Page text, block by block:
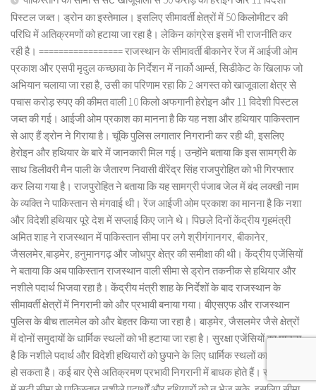
पिस्टल जब्त। ड्रोन का इस्तेमाल। इसलिए सीमावर्ती क्षेत्रों में 50 किलोमीटर की
परिधि में अतिक्रमणों को हटाया जा रहा है। लेकिन कांग्रेस इसमें भी राजनीति कर
रही है। ================= राजस्थान के सीमावर्ती बीकानेर रेंज में आईजी ओम
प्रकाश और एसपी मृदुल कच्छावा के निर्देशन में नार्को आर्म्स, सिडीकेट के खिलाफ जो
अभियान चलाया जा रहा है, उसी का परिणाम रहा कि 2 अगस्त को खाजूवाला क्षेत्र से
पचास करोड़ रुपए की कीमत वाली 10 किलो अफगानी हेरोइन और 11 विदेशी पिस्टल
जब्त की गई। आईजी ओम प्रकाश का मानना है कि यह नशा और हथियार पाकिस्तान
से आए हैं ड्रोन ने गिराया है। चूंकि पुलिस लगातार निगरानी कर रही थी, इसलिए
हेरोइन और हथियार के बारे में जानकारी मिल गई। उन्होंने बताया कि इस सामग्री के
साथ डिलीवरी मैन पाली के जैतारण निवासी वीरेंद्र सिंह राजपुरोहित को भी गिरफ्तार
कर लिया गया है। राजपुरोहित ने बताया कि यह सामग्री पंजाब जेल में बंद लक्खी नाम
के व्यक्ति ने पाकिस्तान से मंगवाई थी। रेंज आईजी ओम प्रकाश का मानना है कि नशा
और विदेशी हथियार पूरे देश में सप्लाई किए जाने थे। पिछले दिनों केंद्रीय गृहमंत्री
अमित शाह ने राजस्थान में पाकिस्तान सीमा पर लगे श्रीगंगानगर, बीकानेर,
जैसलमेर,बाड़मेर, हनुमानगढ़ और जोधपुर क्षेत्र की समीक्षा की थी। केंद्रीय एजेंसियों
ने बताया कि अब पाकिस्तान राजस्थान वाली सीमा से ड्रोन तकनीक से हथियार और
नशीले पदार्थ भिजवा रहा है। केंद्रीय मंत्री शाह के निर्देशों के बाद राजस्थान के
सीमावर्ती क्षेत्रों में निगरानी को और प्रभावी बनाया गया। बीएसएफ और राजस्थान
पुलिस के बीच तालमेल को और बेहतर किया जा रहा है। बाड़मेर, जैसलमेर जैसे क्षेत्रों
में दोनों समुदायों के धार्मिक स्थलों को भी हटाया जा रहा है। सुरक्षा एजेंसियों का मानना
है कि नशीले पदार्थ और विदेशी हथियारों को छुपाने के लिए धार्मिक स्थलों का इस्तेमाल
हो सकता है। कई बार ऐसे अतिक्रमण प्रभावी निगरानी में बाधक होते हैं। राजस्थान